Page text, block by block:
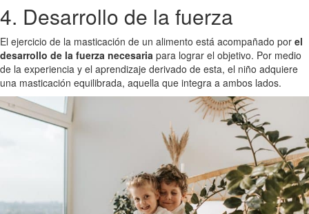
4. Desarrollo de la fuerza
El ejercicio de la masticación de un alimento está acompañado por el
desarrollo de la fuerza necesaria para lograr el objetivo. Por medio
de la experiencia y el aprendizaje derivado de esta, el niño adquiere
una masticación equilibrada, aquella que integra a ambos lados.